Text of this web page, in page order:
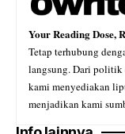
Your Reading Dose,
Tetap terhubung
langsung. Dari
kami menyediakan
menjadikan kami